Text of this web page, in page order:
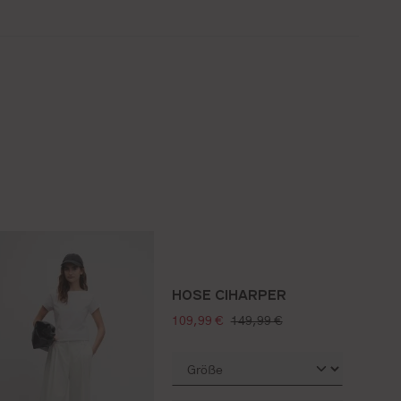
HOSE CIHARPER
verkaufspreis:
109,99 € regulärer preis:
149,99 €